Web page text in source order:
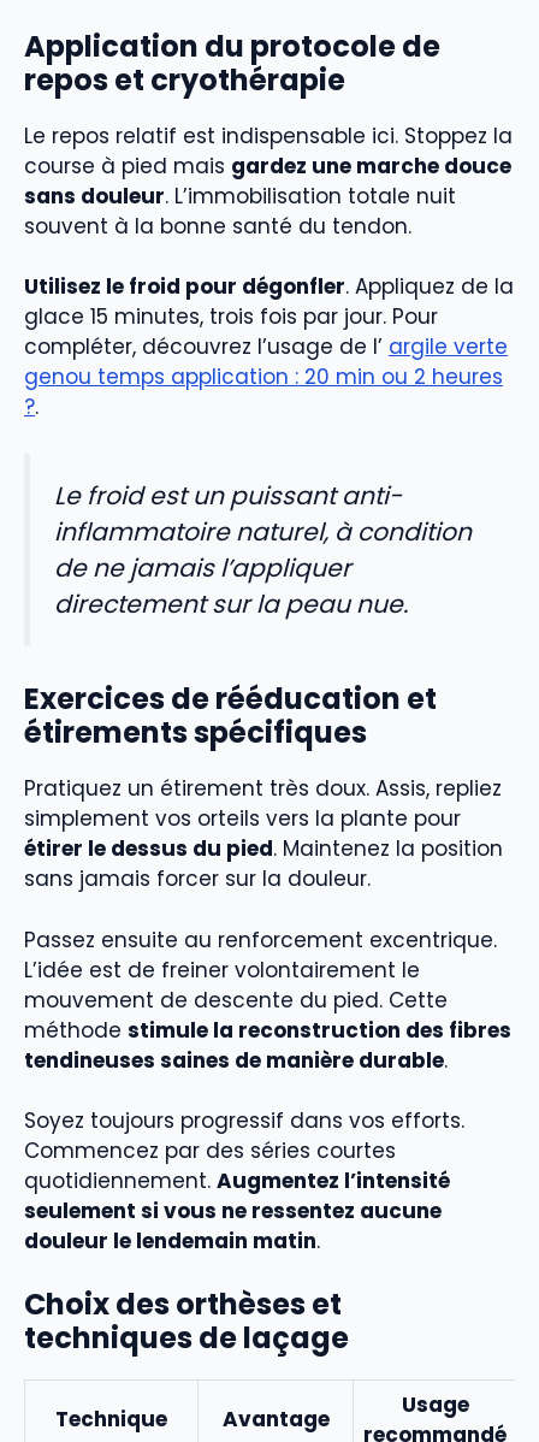
Application du protocole de
repos et cryothérapie
Le repos relatif est indispensable ici. Stoppez la
course à pied mais gardez une marche douce
sans douleur. L’immobilisation totale nuit
souvent à la bonne santé du tendon.
Utilisez le froid pour dégonfler. Appliquez de la
glace 15 minutes, trois fois par jour. Pour
compléter, découvrez l’usage de l’ argile verte
genou temps application : 20 min ou 2 heures
?.
Le froid est un puissant anti-
inflammatoire naturel, à condition
de ne jamais l’appliquer
directement sur la peau nue.
Exercices de rééducation et
étirements spécifiques
Pratiquez un étirement très doux. Assis, repliez
simplement vos orteils vers la plante pour
étirer le dessus du pied. Maintenez la position
sans jamais forcer sur la douleur.
Passez ensuite au renforcement excentrique.
L’idée est de freiner volontairement le
mouvement de descente du pied. Cette
méthode stimule la reconstruction des fibres
tendineuses saines de manière durable.
Soyez toujours progressif dans vos efforts.
Commencez par des séries courtes
quotidiennement. Augmentez l’intensité
seulement si vous ne ressentez aucune
douleur le lendemain matin.
Choix des orthèses et
techniques de laçage
Technique Avantage
Usage
recommandé